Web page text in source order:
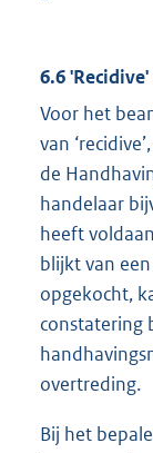
6.6
Voor het
van
de
handelaar
heeft
blijkt van
opgekocht,
constatering
overtreding.
Bij het